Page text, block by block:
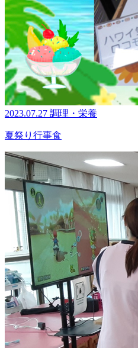
2023.07.27 調理・栄養
夏祭り行事食